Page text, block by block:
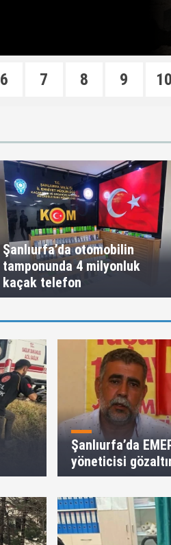
6 7 8 9 10
Şanlıurfa’da otomobilin
tamponunda 4 milyonluk
kaçak telefon
Şanlıurfa’da
yöneticisi